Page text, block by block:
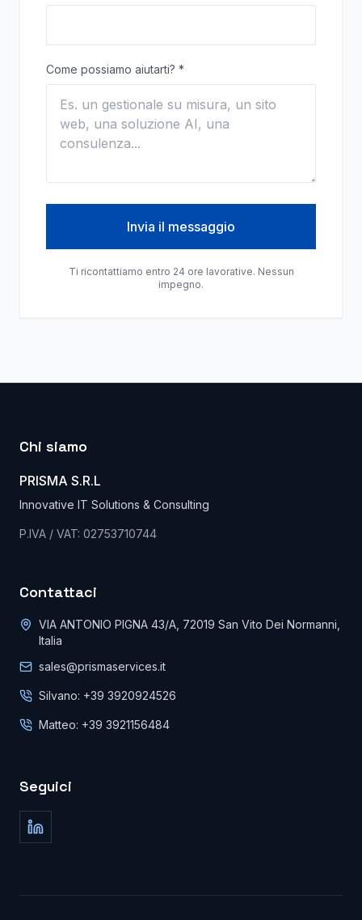
Come possiamo aiutarti? *
Invia il messaggio
Ti ricontattiamo entro 24 ore lavorative. Nessun
impegno.
Chi siamo
PRISMA S.R.L
Innovative IT Solutions & Consulting
P.IVA / VAT: 02753710744
Contattaci
VIA ANTONIO PIGNA 43/A, 72019 San Vito Dei Normanni,
Italia
sales@prismaservices.it
Silvano: +39 3920924526
Matteo: +39 3921156484
Seguici